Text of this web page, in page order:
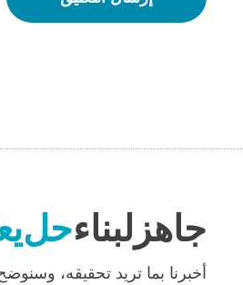
جاهزلبناءحل
أخبرنا بما تريد تحقيقه،